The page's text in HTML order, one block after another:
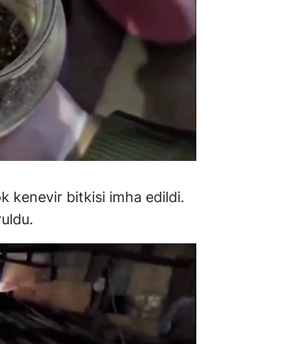
kenevir bitkisi imha edildi.